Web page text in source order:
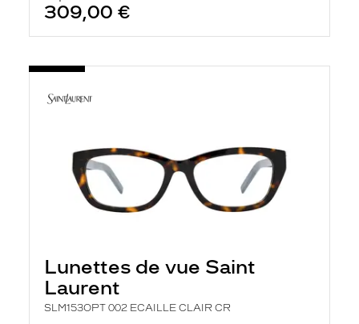
309,00 €
Lunettes de vue Saint
Laurent
SLM153OPT 002 ECAILLE CLAIR CR